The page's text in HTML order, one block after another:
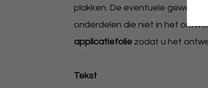
plakken. De eventuele
onderdelen die niet in het
applicatiefolie zodat u het
Tekst